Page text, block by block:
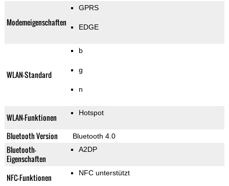
Modemeigenschaften
GPRS
EDGE
WLAN-Standard
b
g
n
WLAN-Funktionen Hotspot
Bluetooth Version Bluetooth 4.0
Bluetooth-
Eigenschaften
A2DP
NFC-Funktionen NFC unterstützt